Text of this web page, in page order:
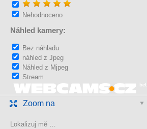
Nehodnoceno
Náhled kamery:
Bez náhladu
náhled z Jpeg
Náhled z Mjpeg
Stream
Zoom na
Lokalizuj mě …